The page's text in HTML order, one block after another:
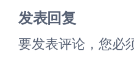
发表回复
要发表评论，您必